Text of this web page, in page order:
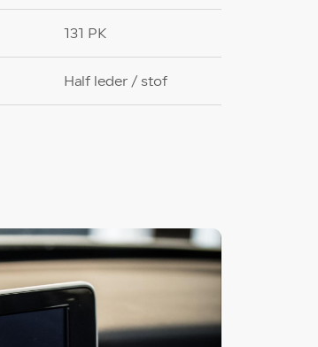
131 PK
Half leder / stof